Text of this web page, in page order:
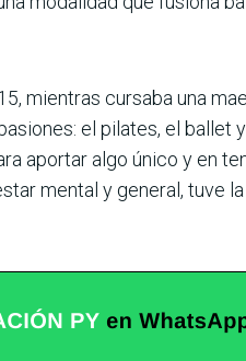
mientras cursaba una
el pilates, el ballet
apor­tar algo único y en
mental y gene­ral, tuve